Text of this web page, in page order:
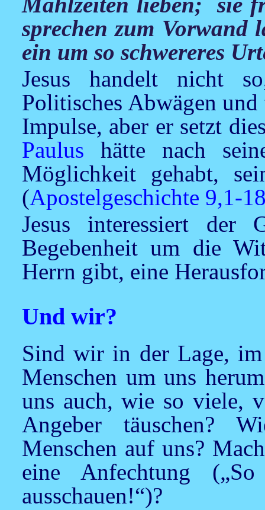
sprechen zum Vorwand
ein um so schwereres
Jesus handelt nicht
Politisches Abwägen
Impulse, aber er setzt
Paulus hätte nach
Möglichkeit gehabt,
(Apostelgeschichte 9,1-
Jesus interessiert der
Begebenheit um die
Herrn gibt, eine
Und wir?
Sind wir in der Lage,
Menschen um uns
uns auch, wie so viele,
Angeber täuschen?
Menschen auf uns?
eine Anfechtung
ausschauen!“)?